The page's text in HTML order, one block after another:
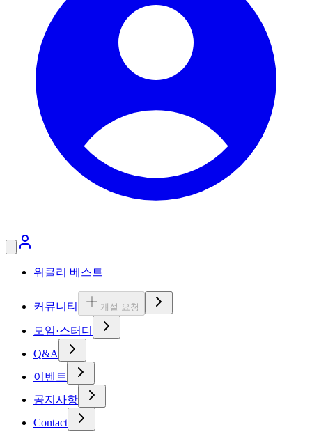
위클리 베스트
커뮤니티 개설 요청
모임·스터디
Q&A
이벤트
공지사항
Contact